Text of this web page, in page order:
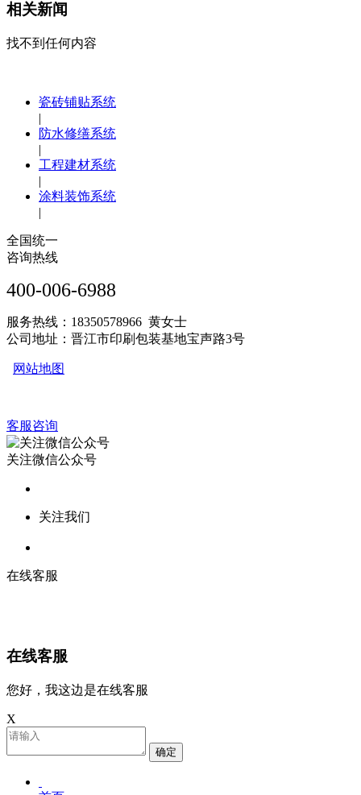
相关新闻
找不到任何内容
瓷砖铺贴系统
|
防水修缮系统
|
工程建材系统
|
涂料装饰系统
|
全国统一
咨询热线
400-006-6988
服务热线：18350578966 黄女士
公司地址：晋江市印刷包装基地宝声路3号
网站地图
客服咨询
关注微信公众号
关注我们
在线客服
在线客服
您好，我这边是在线客服
X
确定